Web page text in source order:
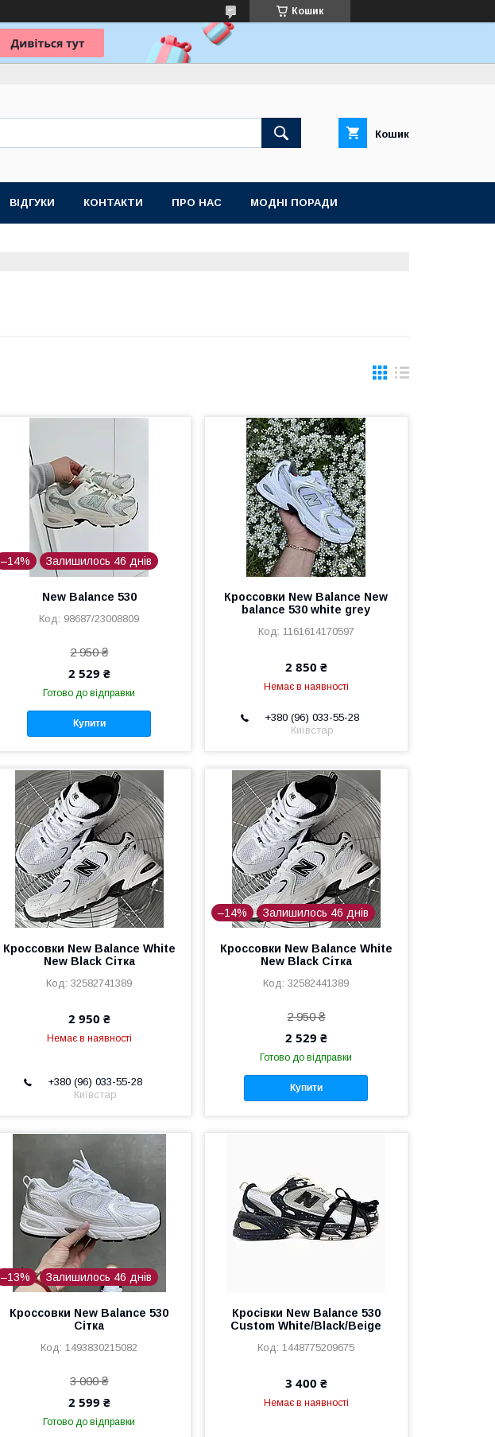
Кошик
Кошик
ВІДГУКИ КОНТАКТИ ПРО НАС МОДНІ ПОРАДИ
–14% Залишилось 46 днів
New Balance 530
98687/23008809
2 950 ₴
2 529 ₴
Готово до відправки
Купити
Кроссовки New Balance New
balance 530 white grey
1161614170597
2 850 ₴
Немає в наявності
+380 (96) 033-55-28
Київстар
Кроссовки New Balance White
New Black Сітка
32582741389
2 950 ₴
Немає в наявності
+380 (96) 033-55-28
Київстар
–14% Залишилось 46 днів
Кроссовки New Balance White
New Black Сітка
32582441389
2 950 ₴
2 529 ₴
Готово до відправки
Купити
–13% Залишилось 46 днів
Кроссовки New Balance 530
Сітка
1493830215082
3 000 ₴
2 599 ₴
Готово до відправки
Кросівки New Balance 530
Custom White/Black/Beige
1448775209675
3 400 ₴
Немає в наявності